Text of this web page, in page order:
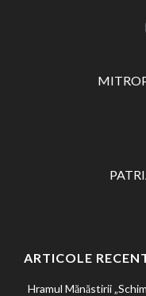
ARTICOLE
Hramul Mănăstirii